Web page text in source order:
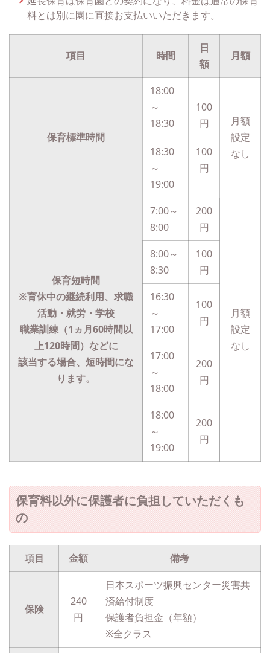
料とは別に園に直接お支払いいただきます。
項目 時間
日
額
月額
保育標準時間
18:00
～
18:30
18:30
～
19:00
100
円
100
円
月額
設定
なし
保育短時間
※育休中の継続利用、求職
活動・就労・学校
職業訓練（1ヵ月60時間以
上120時間）などに
該当する場合、短時間にな
ります。
7:00～
8:00
200
円
月額
設定
なし
8:00～
8:30
100
円
16:30
～
17:00
100
円
17:00
～
18:00
200
円
18:00
～
19:00
200
円
保育料以外に保護者に負担していただくも
の
項目 金額 備考
保険
240
円
日本スポーツ振興センター災害共
済給付制度
保護者負担金（年額）
※全クラス